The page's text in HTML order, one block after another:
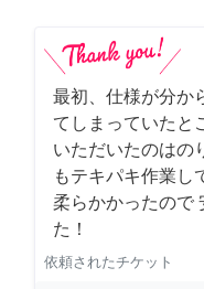
最初、仕様が分か
てしまっていたと
いただいたのはの
もテキパキ作業し
柔らかかったので
た！
依頼されたチケット